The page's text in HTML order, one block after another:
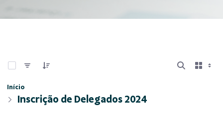
Início
Inscrição de Delegados 2024